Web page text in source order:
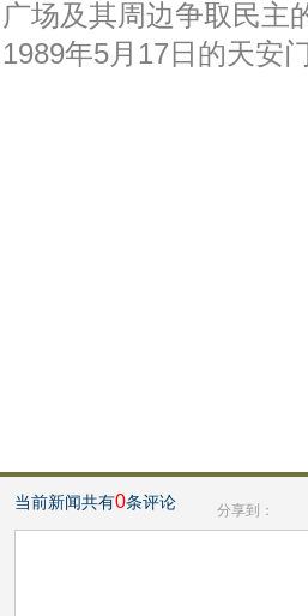
广场及其周边争取民主
1989年5月17日的天安
当前新闻共有0条评论 分享到：